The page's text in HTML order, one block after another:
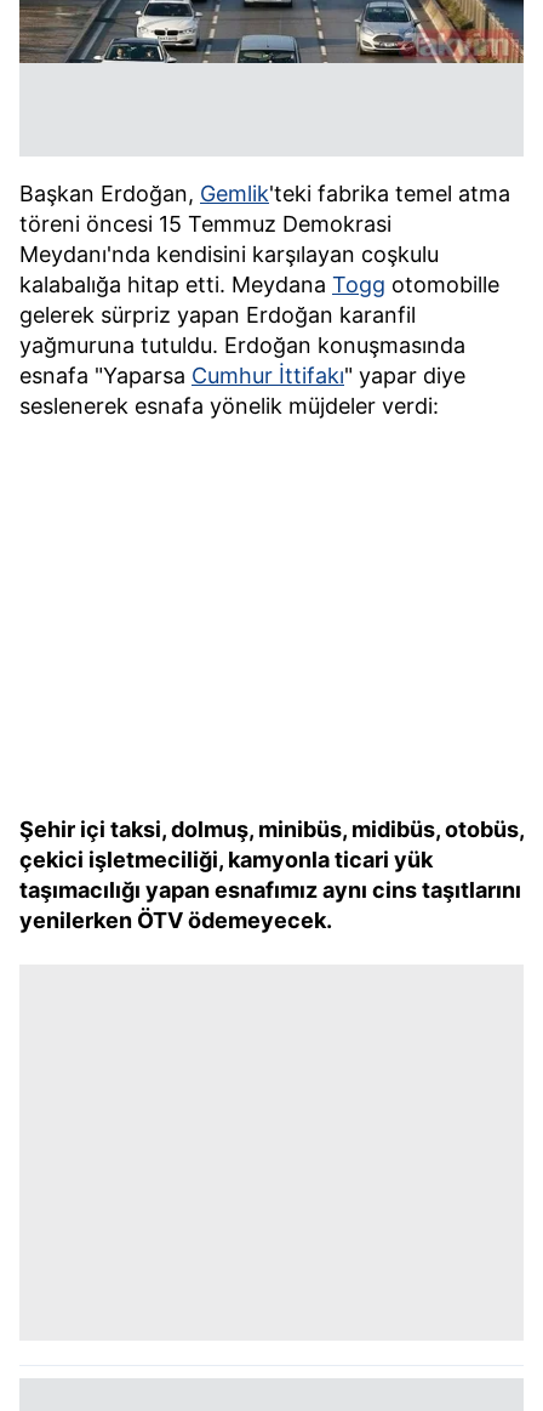
Başkan Erdoğan, Gemlik'teki fabrika temel atma
töreni öncesi 15 Temmuz Demokrasi
Meydanı'nda kendisini karşılayan coşkulu
kalabalığa hitap etti. Meydana Togg otomobille
gelerek sürpriz yapan Erdoğan karanfil
yağmuruna tutuldu. Erdoğan konuşmasında
esnafa "Yaparsa Cumhur İttifakı" yapar diye
seslenerek esnafa yönelik müjdeler verdi:
Şehir içi taksi, dolmuş, minibüs, midibüs, otobüs,
çekici işletmeciliği, kamyonla ticari yük
taşımacılığı yapan esnafımız aynı cins taşıtlarını
yenilerken ÖTV ödemeyecek.